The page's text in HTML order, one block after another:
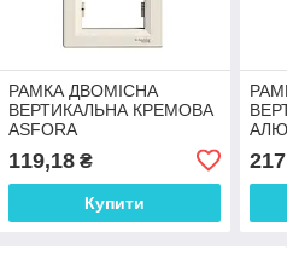
РАМКА ДВОМІСНА
ВЕРТИКАЛЬНА КРЕМОВА
ASFORA
119,18₴
Купити